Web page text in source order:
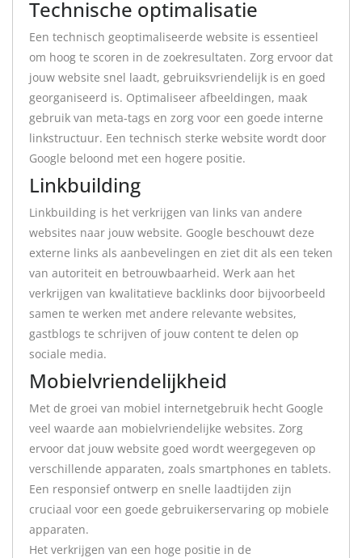
Technische optimalisatie
Een technisch geoptimaliseerde website is essentieel
om hoog te scoren in de zoekresultaten. Zorg ervoor dat
jouw website snel laadt, gebruiksvriendelijk is en goed
georganiseerd is. Optimaliseer afbeeldingen, maak
gebruik van meta-tags en zorg voor een goede interne
linkstructuur. Een technisch sterke website wordt door
Google beloond met een hogere positie.
Linkbuilding
Linkbuilding is het verkrijgen van links van andere
websites naar jouw website. Google beschouwt deze
externe links als aanbevelingen en ziet dit als een teken
van autoriteit en betrouwbaarheid. Werk aan het
verkrijgen van kwalitatieve backlinks door bijvoorbeeld
samen te werken met andere relevante websites,
gastblogs te schrijven of jouw content te delen op
sociale media.
Mobielvriendelijkheid
Met de groei van mobiel internetgebruik hecht Google
veel waarde aan mobielvriendelijke websites. Zorg
ervoor dat jouw website goed wordt weergegeven op
verschillende apparaten, zoals smartphones en tablets.
Een responsief ontwerp en snelle laadtijden zijn
cruciaal voor een goede gebruikerservaring op mobiele
apparaten.
Het verkrijgen van een hoge positie in de